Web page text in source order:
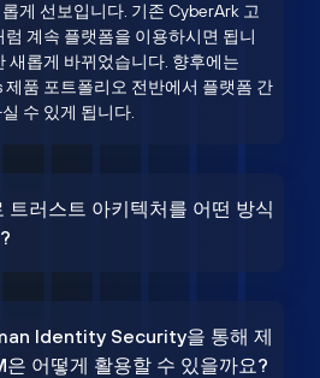
게 선보입니다. 기존 CyberArk 고
럼 계속 플랫폼을 이용하시면 됩니
새롭게 바뀌었습니다. 향후에는
품 포트폴리오 전반에서 플랫폼 간
수 있게 됩니다.
트러스트 아키텍처를 어떤 방식
Identity Security을 통해 제
은 어떻게 활용할 수 있을까요?